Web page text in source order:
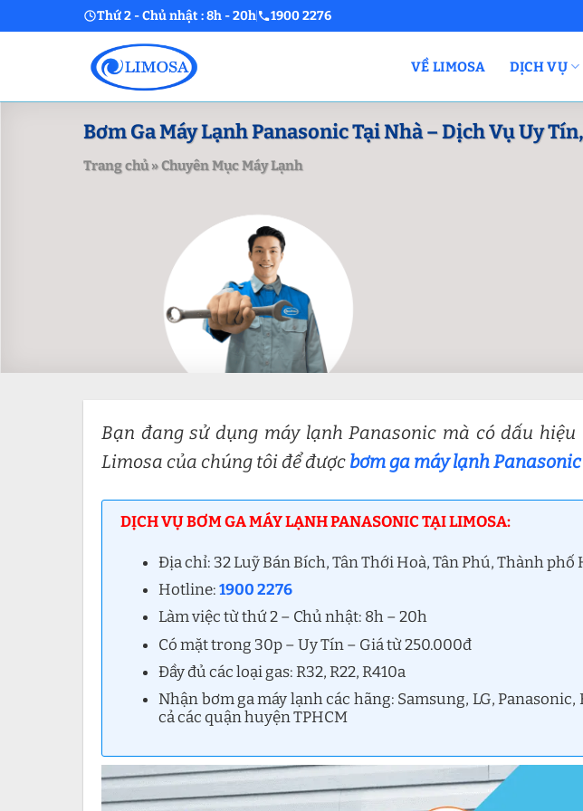
to
Thứ 2 - Chủ nhật : 8h - 20h 1900 2276
VỀ LIMOSA DỊCH VỤ
Bơm Ga Máy Lạnh Panasonic Tại Nhà – Dịch Vụ Uy
Trang chủ»Chuyên Mục Máy Lạnh
Bạn đang sử dụng máy lạnh Panasonic mà có dấu
Limosa của chúng tôi để được bơm ga máy lạnh Panasonic
DỊCH VỤ BƠM GA MÁY LẠNH PANASONIC TẠI LIMOSA:
Địa chỉ: 32 Luỹ Bán Bích, Tân Thới Hoà, Tân Phú, Thành phố
Hotline:1900 2276
Làm việc từ thứ 2 – Chủ nhật: 8h – 20h
Có mặt trong 30p – Uy Tín – Giá từ 250.000đ
Đầy đủ các loại gas: R32, R22, R410a
Nhận bơm ga máy lạnh các hãng: Samsung, LG,
cả các quận huyện TPHCM